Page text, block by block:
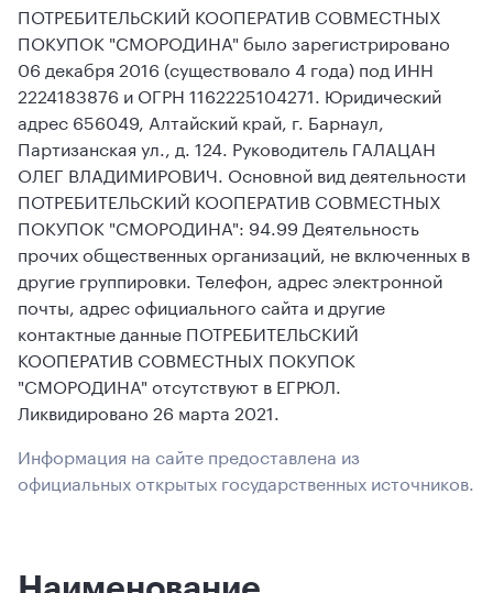
ПОТРЕБИТЕЛЬСКИЙ КООПЕРАТИВ СОВМЕСТНЫХ
ПОКУПОК "СМОРОДИНА" было зарегистрировано
06 декабря 2016 (существовало 4 года) под ИНН
2224183876 и ОГРН 1162225104271. Юридический
адрес 656049, Алтайский край, г. Барнаул,
Партизанская ул., д. 124. Руководитель ГАЛАЦАН
ОЛЕГ ВЛАДИМИРОВИЧ. Основной вид деятельности
ПОТРЕБИТЕЛЬСКИЙ КООПЕРАТИВ СОВМЕСТНЫХ
ПОКУПОК "СМОРОДИНА": 94.99 Деятельность
прочих общественных организаций, не включенных в
другие группировки. Телефон, адрес электронной
почты, адрес официального сайта и другие
контактные данные ПОТРЕБИТЕЛЬСКИЙ
КООПЕРАТИВ СОВМЕСТНЫХ ПОКУПОК
"СМОРОДИНА" отсутствуют в ЕГРЮЛ.
Ликвидировано 26 марта 2021.
Информация на сайте предоставлена из
официальных открытых государственных источников.